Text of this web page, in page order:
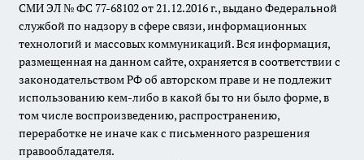
СМИ ЭЛ № ФС 77-68102 от 21.12.2016 г., выдано Федеральной
службой по надзору в сфере связи, информационных
технологий и массовых коммуникаций. Вся информация,
размещенная на данном сайте, охраняется в соответствии с
законодательством РФ об авторском праве и не подлежит
использованию кем-либо в какой бы то ни было форме, в
том числе воспроизведению, распространению,
переработке не иначе как с письменного разрешения
правообладателя.